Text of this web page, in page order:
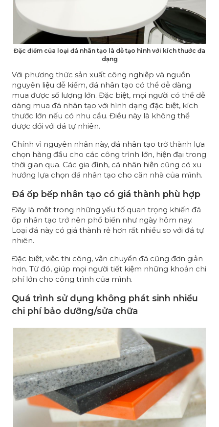
Đặc điểm của loại đá nhân tạo là dễ tạo hình với kích thước đa
dạng
​Với phương thức sản xuất công nghiệp và nguồn
nguyên liệu dễ kiếm, đá nhân tạo có thể dễ dàng
mua được số lượng lớn. Đặc biệt, mọi người có thể dễ
dàng mua đá nhân tạo với hình dạng đặc biệt, kích
thước lớn nếu có nhu cầu. Điều này là không thể
được đối với đá tự nhiên.
Chính vì nguyên nhân này, đá nhân tạo trở thành lựa
chọn hàng đầu cho các công trình lớn, hiện đại trong
thời gian qua. Các gia đình, cá nhân hiện cũng có xu
hướng lựa chọn đá nhân tạo cho căn nhà của mình.
Đá ốp bếp nhân tạo có giá thành phù hợp
Đây là một trong những yếu tố quan trọng khiến đá
ốp nhân tạo trở nên phổ biến như ngày hôm nay.
Loại đá này có giá thành rẻ hơn rất nhiều so với đá tự
nhiên.
Đặc biệt, việc thi công, vận chuyển đá cũng đơn giản
hơn. Từ đó, giúp mọi người tiết kiệm những khoản chi
phí lớn cho công trình của mình.
Quá trình sử dụng không phát sinh nhiều
chi phí bảo dưỡng/sửa chữa